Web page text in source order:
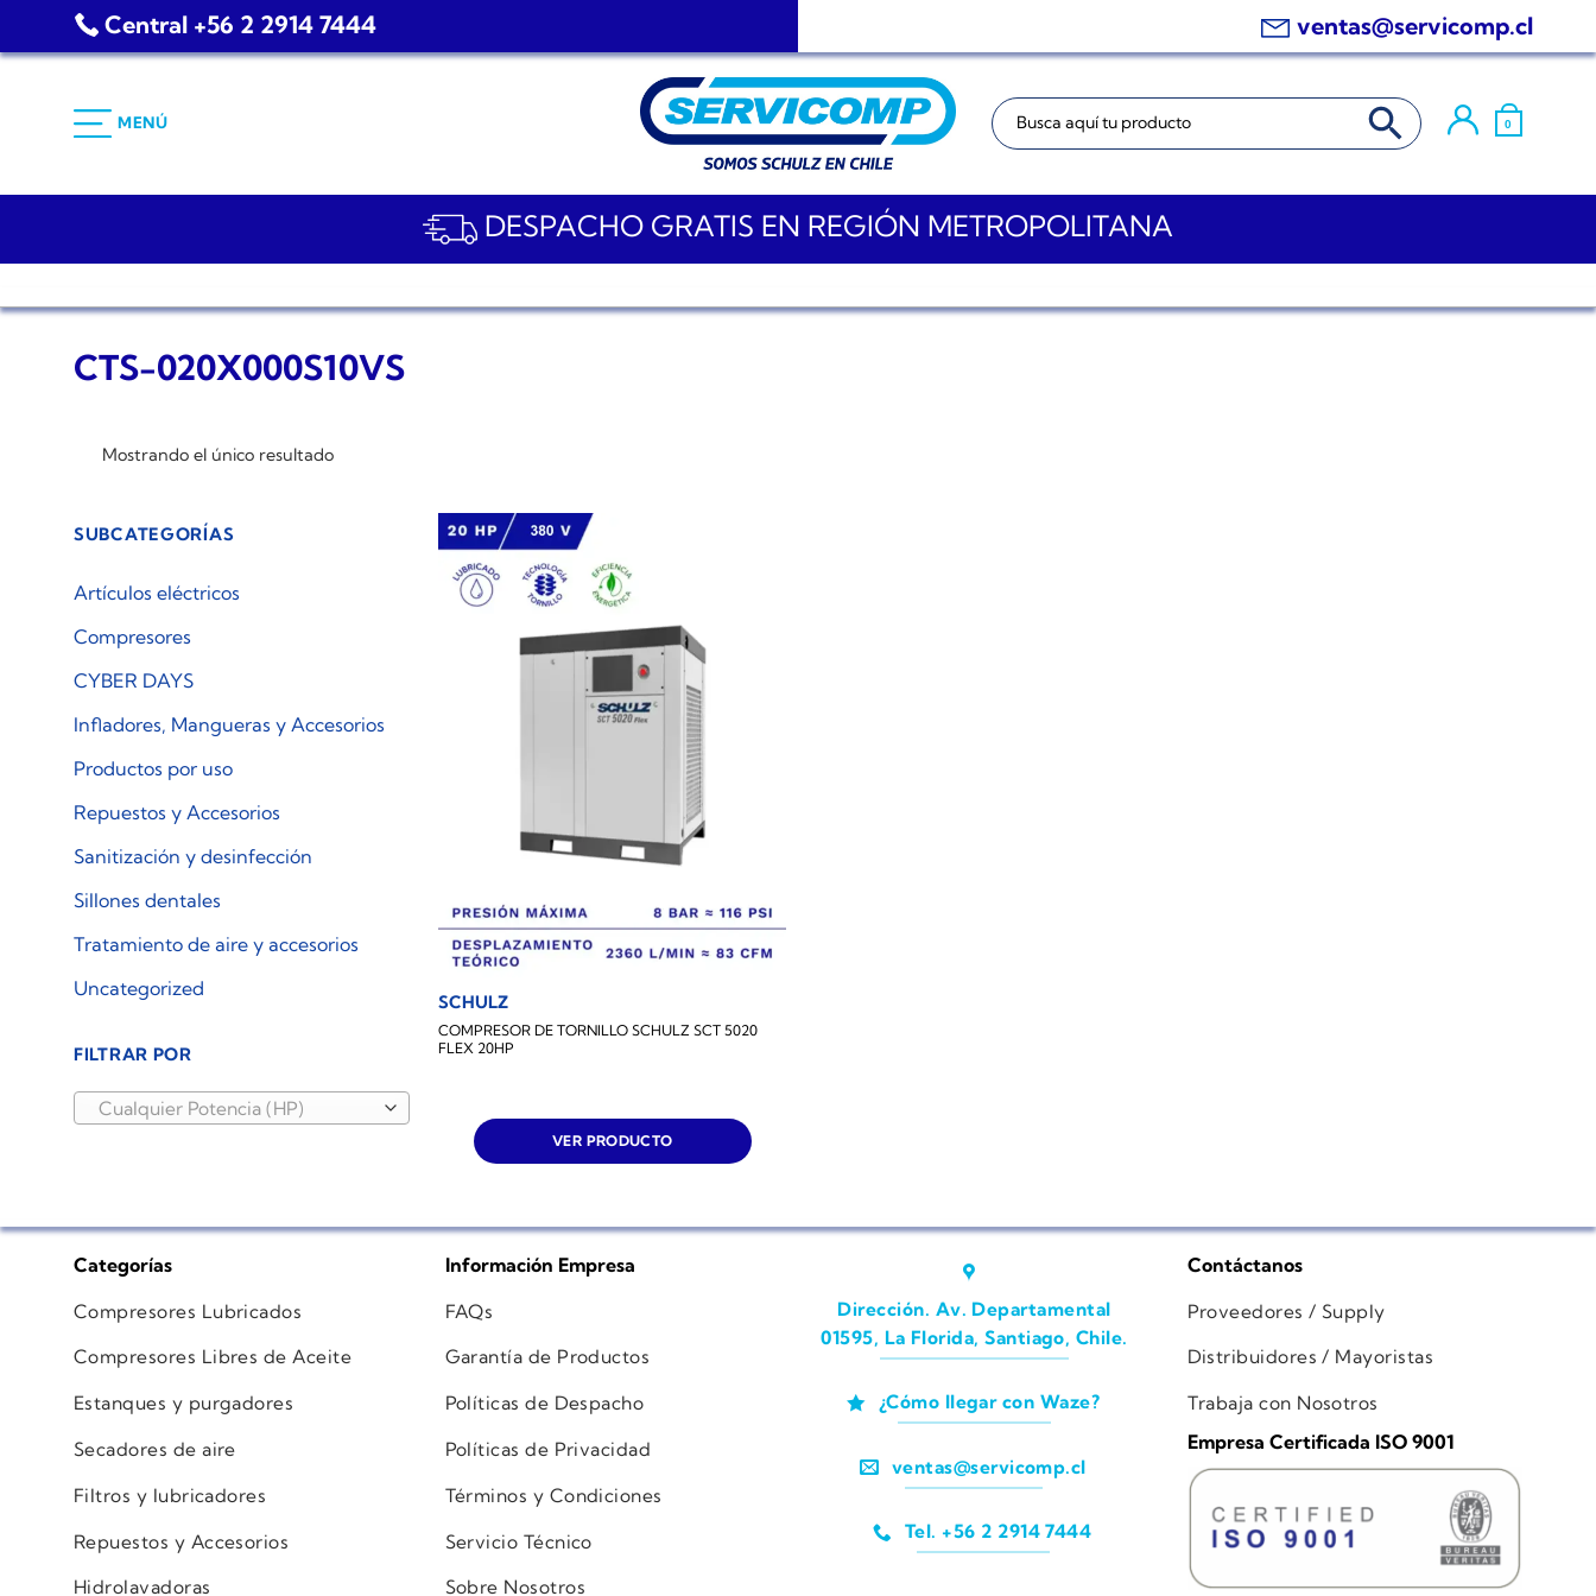
Central +56 2 2914 7444 ventas@servicomp.cl
MENÚ
Buscar: BOTÓN DE BÚSQUEDA
0
DESPACHO GRATIS EN REGIÓN METROPOLITANA
CTS-020X000S10VS
Mostrando el único resultado
SUBCATEGORÍAS
Artículos eléctricos
Compresores
CYBER DAYS
Infladores, Mangueras y Accesorios
Productos por uso
Repuestos y Accesorios
Sanitización y desinfección
Sillones dentales
Tratamiento de aire y accesorios
Uncategorized
FILTRAR POR
Cualquier Potencia (HP)
SCHULZ
COMPRESOR DE TORNILLO SCHULZ SCT 5020
FLEX 20HP
VER PRODUCTO
Categorías
Compresores Lubricados
Compresores Libres de Aceite
Estanques y purgadores
Secadores de aire
Filtros y lubricadores
Repuestos y Accesorios
Hidrolavadoras
Información Empresa
FAQs
Garantía de Productos
Políticas de Despacho
Políticas de Privacidad
Términos y Condiciones
Servicio Técnico
Sobre Nosotros
Dirección. Av. Departamental
01595, La Florida, Santiago, Chile.
¿Cómo llegar con Waze?
ventas@servicomp.cl
Tel. +56 2 2914 7444
Contáctanos
Proveedores / Supply
Distribuidores / Mayoristas
Trabaja con Nosotros
Empresa Certificada ISO 9001